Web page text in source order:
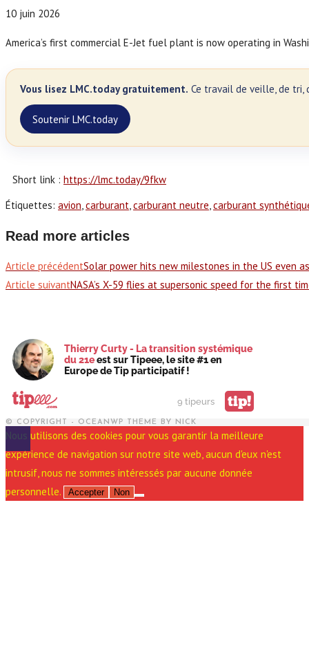
10 juin 2026
America’s first commercial E-Jet fuel plant is now operating in
Vous lisez LMC.today gratuitement. Ce travail de veille, de tri,
Soutenir LMC.today
Short link : https://lmc.today/9fkw
Étiquettes: avion, carburant, carburant neutre, carburant
Read more articles
Article précédentSolar power hits new milestones in the US even
Article suivantNASA’s X-59 flies at supersonic speed for the first
Thierry Curty - La transition systémique
du 21eest sur Tipeee, le site #1 en
Europe de Tip participatif !
9 tipeurs tip!
© COPYRIGHT - OCEANWP THEME BY NICK
Nous utilisons des cookies pour vous garantir la meilleure
expérience de navigation sur notre site web, aucun d'eux n'est
intrusif, nous ne sommes intéressés par aucune donnée
personnelle.
Accepter Non